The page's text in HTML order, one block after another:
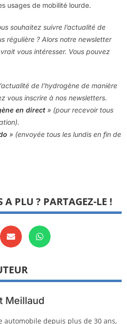
usages de mobilité lourde.
souhaitez suivre l’actualité de
régulière ? Alors notre newsletter
vous intéresser. Vous pouvez
de l’hydrogène de manière
vous inscrire à nos newsletters.
en direct » (pour recevoir tous
» (envoyée tous les lundis en fin de
A PLU ? PARTAGEZ-LE !
Meillaud
automobile depuis plus de 30 ans,